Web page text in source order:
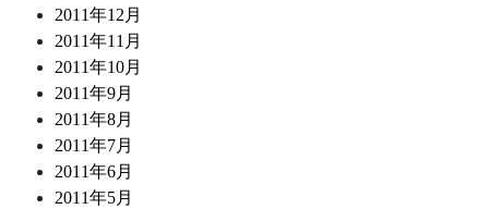
2011年12月
2011年11月
2011年10月
2011年9月
2011年8月
2011年7月
2011年6月
2011年5月